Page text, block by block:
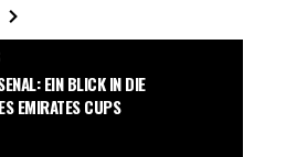
EIN BLICK IN DIE
EMIRATES CUPS